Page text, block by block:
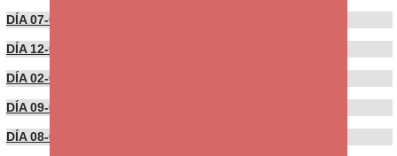
DÍA 07-09-2021
DÍA 12-07-2021
DÍA 02-07-2021
DÍA 09-06-2021
DÍA 08-06-2021